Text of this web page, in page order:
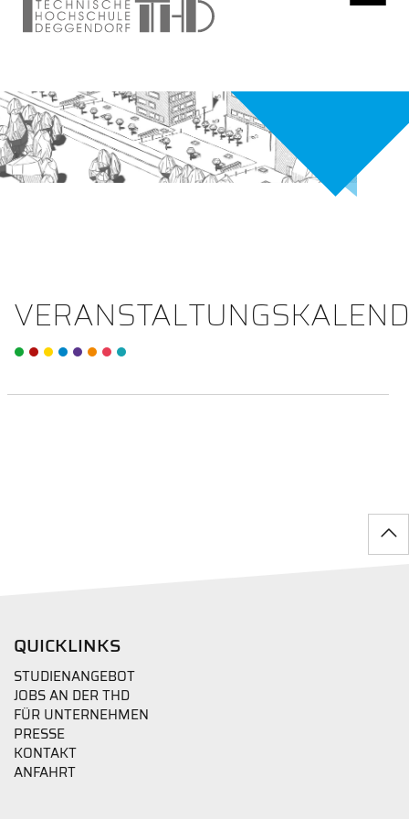
QUICKLINKS
STUDIENANGEBOT
JOBS AN DER THD
FÜR UNTERNEHMEN
PRESSE
KONTAKT
ANFAHRT